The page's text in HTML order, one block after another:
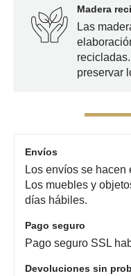
Madera
Las
preservar
Envíos
Los envíos se hacen
Los muebles y
días hábiles.
Pago seguro
Pago seguro SSL
Devoluciones sin